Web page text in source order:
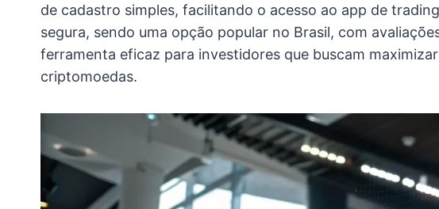
de cadastro simples, facilitando o acesso ao app de
segura, sendo uma opção popular no Brasil, com
ferramenta eficaz para investidores que buscam
criptomoedas.